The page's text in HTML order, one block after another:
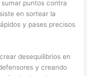
puntos contra
en sortear la
y pases precisos
desequilibrios en
y creando